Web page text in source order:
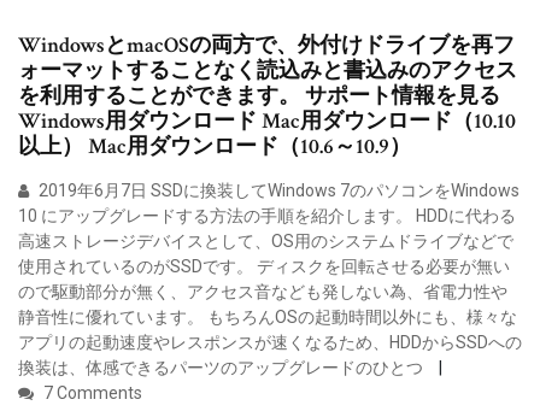
WindowsとmacOSの両方で、外付けドライブを再フ
ォーマットすることなく読込みと書込みのアクセス
を利用することができます。 サポート情報を見る
Windows用ダウンロード Mac用ダウンロード（10.10
以上） Mac用ダウンロード（10.6～10.9）
2019年6月7日 SSDに換装してWindows 7のパソコンをWindows
10 にアップグレードする方法の手順を紹介します。 HDDに代わる
高速ストレージデバイスとして、OS用のシステムドライブなどで
使用されているのがSSDです。 ディスクを回転させる必要が無い
ので駆動部分が無く、アクセス音なども発しない為、省電力性や
静音性に優れています。 もちろんOSの起動時間以外にも、様々な
アプリの起動速度やレスポンスが速くなるため、HDDからSSDへの
換装は、体感できるパーツのアップグレードのひとつ
7 Comments